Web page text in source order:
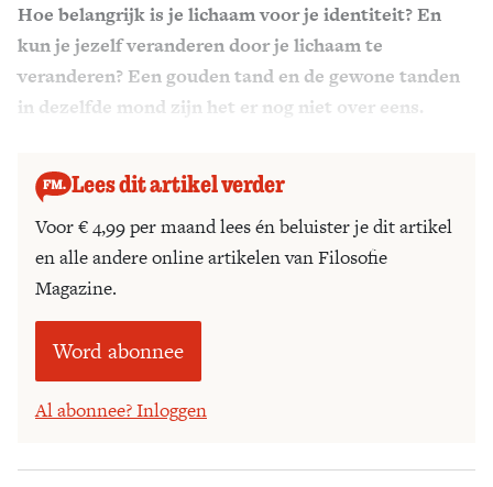
Zoek
Hoe belangrijk is je lichaam voor je identiteit? En
kun je jezelf veranderen door je lichaam te
veranderen? Een gouden tand en de gewone tanden
in dezelfde mond zijn het er nog niet over eens.
Lees dit artikel verder
Voor € 4,99 per maand lees én beluister je dit artikel
en alle andere online artikelen van Filosofie
Magazine.
Word abonnee
Al abonnee? Inloggen